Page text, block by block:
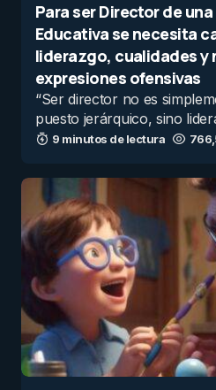
Para ser Director de
Educativa se necesita
liderazgo, cualidades y
expresiones ofensivas
“Ser director no es
puesto jerárquico, sino
9 minutos de lectura